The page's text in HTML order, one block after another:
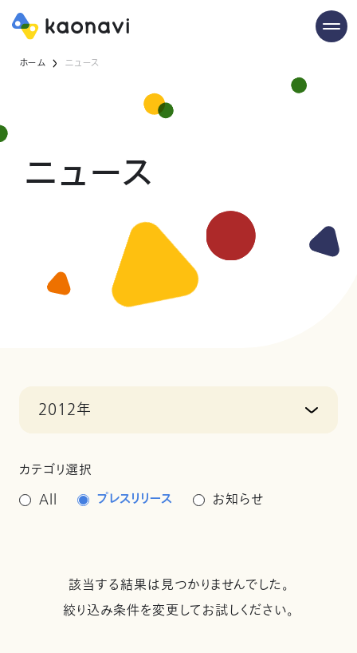
ホーム ニュース
ニュース
2012年
カテゴリ選択
All
プレスリリース お知らせ
該当する結果は見つかりませんでした。
絞り込み条件を変更してお試しください。